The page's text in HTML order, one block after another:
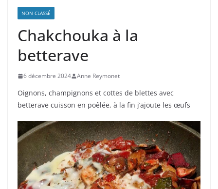
NON CLASSÉ
Chakchouka à la
betterave
6 décembre 2024 Anne Reymonet
Oignons, champignons et cottes de blettes avec
betterave cuisson en poêlée, à la fin j’ajoute les œufs